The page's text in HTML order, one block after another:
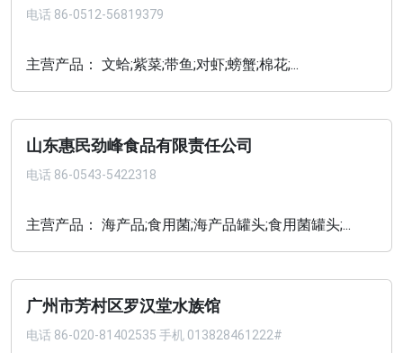
电话 86-0512-56819379
主营产品： 文蛤;紫菜;带鱼;对虾;螃蟹;棉花;...
山东惠民劲峰食品有限责任公司
电话 86-0543-5422318
主营产品： 海产品;食用菌;海产品罐头;食用菌罐头;...
广州市芳村区罗汉堂水族馆
电话 86-020-81402535 手机 013828461222#